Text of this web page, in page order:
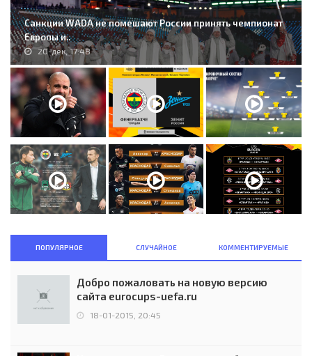
Санкции WADA не помешают России принять чемпионат
Европы и..
20-дек, 17:48
ПОПУЛЯРНОЕ СЛУЧАЙНОЕ КОММЕНТИРУЕМЫЕ
Добро пожаловать на новую версию
сайта eurocups-uefa.ru
18-01-2015, 20:45